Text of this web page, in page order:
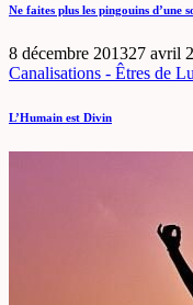
Ne faites plus les pingouins d’une
8 décembre 201327 avril
Canalisations - Êtres de
L’Humain est Divin